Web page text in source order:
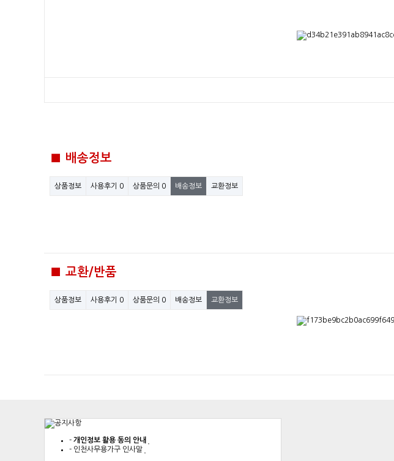
■ 배송정보
상품정보 사용후기 0 상품문의 0 배송정보 교환정보
■ 교환/반품
상품정보 사용후기 0 상품문의 0 배송정보 교환정보
- 개인정보 활용 동의 안내
- 인천사무용가구 인사말